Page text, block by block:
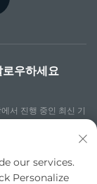
우하세요
서 진행 중인 최신 기
구독하기
our services.
Personalize